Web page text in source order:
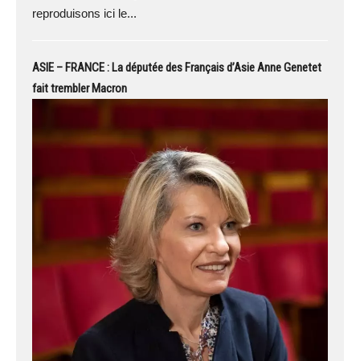
reproduisons ici le...
ASIE – FRANCE : La députée des Français d’Asie Anne Genetet
fait trembler Macron